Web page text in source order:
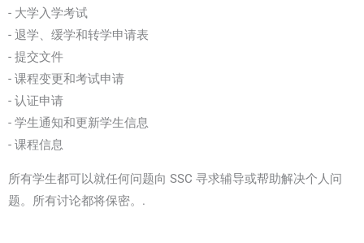
- 大学入学考试
- 退学、缓学和转学申请表
- 提交文件
- 课程变更和考试申请
- 认证申请
- 学生通知和更新学生信息
- 课程信息
所有学生都可以就任何问题向 SSC 寻求辅导或帮助解决个人问
题。所有讨论都将保密。.